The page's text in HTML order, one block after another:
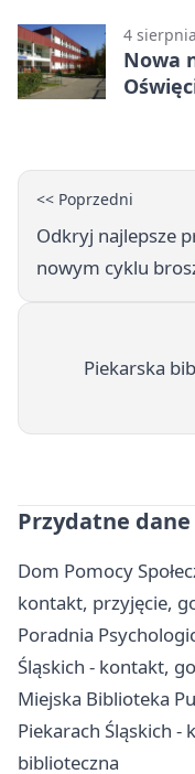
4
Nowa
<< Poprzedni
Odkryj najlepsze
nowym cyklu
Piekarska
Przydatne
Dom Pomocy
kontakt, przyjęcie,
Poradnia
Śląskich - kontakt,
Miejska Biblioteka
Piekarach Śląskich
biblioteczna